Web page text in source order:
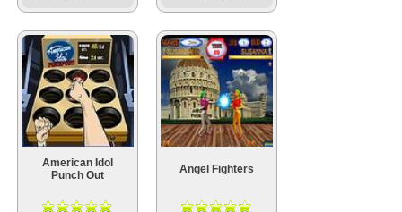
American Idol
Punch Out
Angel Fighters